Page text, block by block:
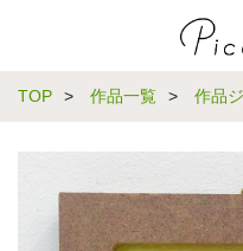
TOP > 作品一覧 > 作品